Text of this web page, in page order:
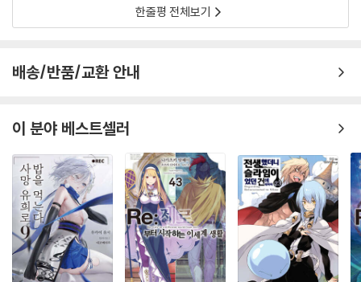
한줄평 전체보기
배송/반품/교환 안내
이 분야 베스트셀러